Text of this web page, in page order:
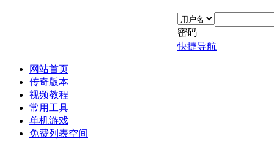
密码
快捷导航
网站首页
传奇版本
视频教程
常用工具
单机游戏
免费列表空间